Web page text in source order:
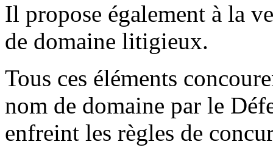
Il propose également à la
de domaine litigieux.
Tous ces éléments
nom de domaine par le
enfreint les règles de